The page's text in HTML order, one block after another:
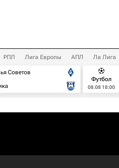
РПЛ Лига Европы АПЛ Ла Лига
Советов
Футбол
08.08 18:00